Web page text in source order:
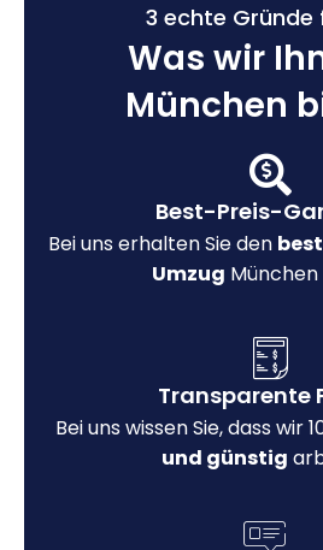
3 echte Gründe
Was wir
München
Best-Preis-
Bei uns erhalten Sie den
Umzug München
Transparente
Bei uns wissen Sie, dass wir
und günstig